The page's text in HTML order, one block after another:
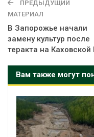
ПРЕДЫДУЩИЙ
МАТЕРИАЛ
В Запорожье начали
замену культур после
теракта на Каховской
Вам также могут